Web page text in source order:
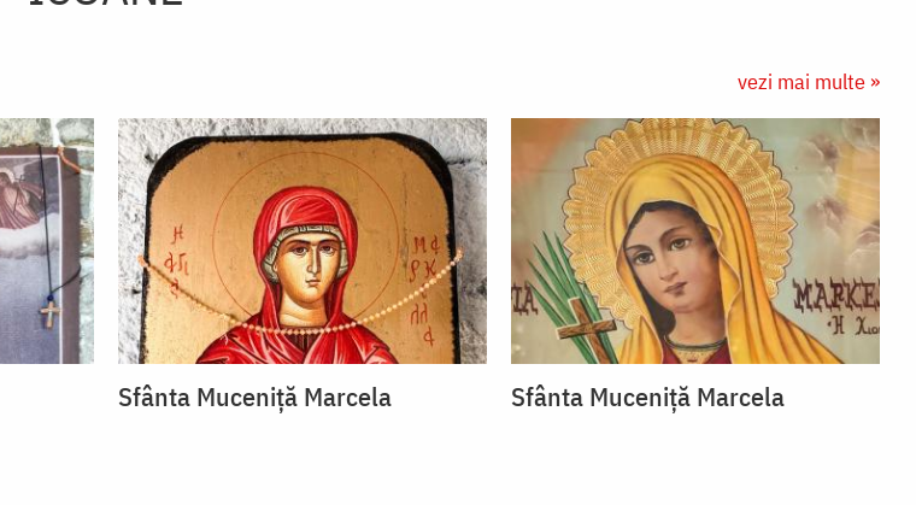
vezi mai multe »
Sfânta Muceniță Marcela Sfânta Muceniță Marcela